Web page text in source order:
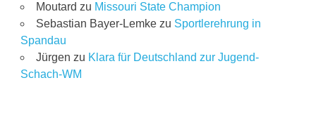
Moutard zu Missouri State Champion
Sebastian Bayer-Lemkezu Sportlerehrung in
Spandau
Jürgen zu Klara für Deutschland zur Jugend-
Schach-WM